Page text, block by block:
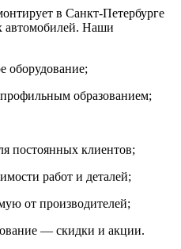
в Санкт-Петербурге
автомобилей. Наши
оборудование;
образованием;
постоянных клиентов;
работ и деталей;
от производителей;
— скидки и акции.